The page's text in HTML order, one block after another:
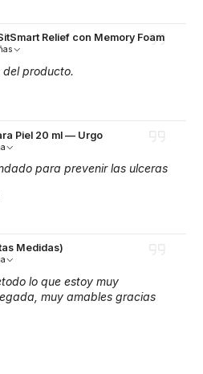
Relief con Memory Foam
producto.
Piel 20 ml — Urgo
para prevenir las ulceras
Medidas)
lo que estoy muy
muy amables gracias